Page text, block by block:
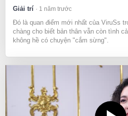
Giải trí 1 năm trước
Đó là quan điểm mới nhất của ViruSs
chàng cho biết bản thân vẫn còn tình
không hề có chuyện "cắm sừng".